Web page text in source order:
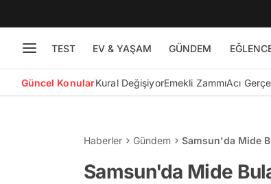
TEST EV & YAŞAM GÜNDEM
Güncel KonularKural DeğişiyorEmekli ZammıAcı
Haberler Gündem Samsun'da Mide
Samsun'da Mide